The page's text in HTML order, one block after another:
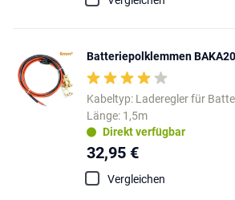
Batteriepolklemmen
Kabeltyp: Laderegler für
Länge: 1,5m
Direkt verfügbar
32,95 €
Vergleichen